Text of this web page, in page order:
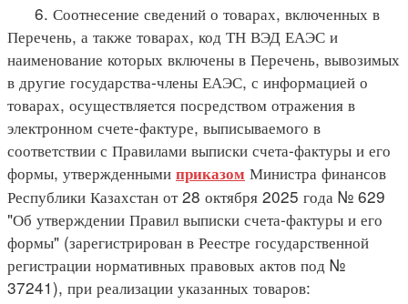
6. Соотнесение сведений о товарах, включенных в
Перечень, а также товарах, код ТН ВЭД ЕАЭС и
наименование которых включены в Перечень, вывозимых
в другие государства-члены ЕАЭС, с информацией о
товарах, осуществляется посредством отражения в
электронном счете-фактуре, выписываемого в
соответствии с Правилами выписки счета-фактуры и его
формы, утвержденными приказом Министра финансов
Республики Казахстан от 28 октября 2025 года № 629
"Об утверждении Правил выписки счета-фактуры и его
формы" (зарегистрирован в Реестре государственной
регистрации нормативных правовых актов под №
37241), при реализации указанных товаров: